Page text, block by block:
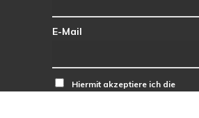
E-Mail
Hiermit akzeptiere ich die